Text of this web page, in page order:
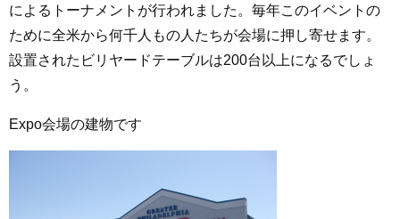
によるトーナメントが行われました。毎年このイベントの
ために全米から何千人もの人たちが会場に押し寄せます。
設置されたビリヤードテーブルは200台以上になるでしょ
う。
Expo会場の建物です